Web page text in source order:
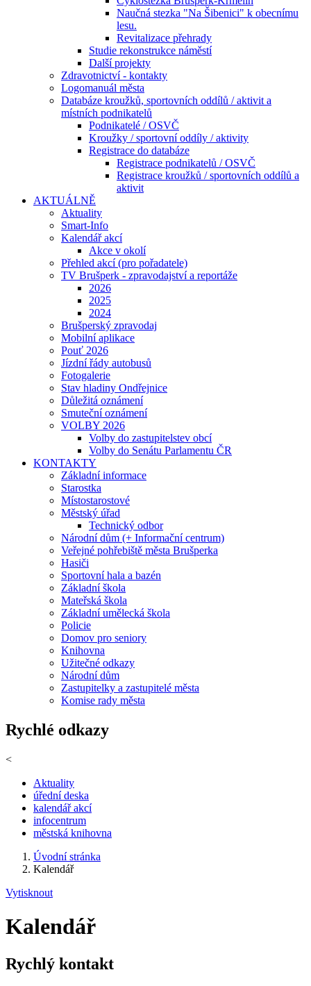
Naučná stezka "Na Šibenici" k obecnímu
lesu.
Revitalizace přehrady
Studie rekonstrukce náměstí
Další projekty
Zdravotnictví - kontakty
Logomanuál města
Databáze kroužků, sportovních oddílů / aktivit a
místních podnikatelů
Podnikatelé / OSVČ
Kroužky / sportovní oddíly / aktivity
Registrace do databáze
Registrace podnikatelů / OSVČ
Registrace kroužků / sportovních oddílů a
aktivit
AKTUÁLNĚ
Aktuality
Smart-Info
Kalendář akcí
Akce v okolí
Přehled akcí (pro pořadatele)
TV Brušperk - zpravodajství a reportáže
2026
2025
2024
Brušperský zpravodaj
Mobilní aplikace
Pouť 2026
Jízdní řády autobusů
Fotogalerie
Stav hladiny Ondřejnice
Důležitá oznámení
Smuteční oznámení
VOLBY 2026
Volby do zastupitelstev obcí
Volby do Senátu Parlamentu ČR
KONTAKTY
Základní informace
Starostka
Místostarostové
Městský úřad
Technický odbor
Národní dům (+ Informační centrum)
Veřejné pohřebiště města Brušperka
Hasiči
Sportovní hala a bazén
Základní škola
Mateřská škola
Základní umělecká škola
Policie
Domov pro seniory
Knihovna
Užitečné odkazy
Národní dům
Zastupitelky a zastupitelé města
Komise rady města
Rychlé odkazy
<
Aktuality
úřední deska
kalendář akcí
infocentrum
městská knihovna
Úvodní stránka
Kalendář
Vytisknout
Kalendář
Rychlý kontakt